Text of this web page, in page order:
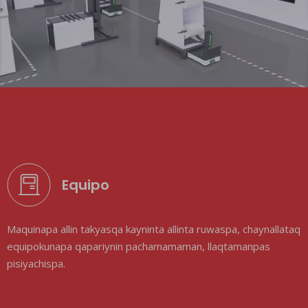
Equipo
Maquinapa allin takyasqa kayninta allinta ruwaspa, chaynallataq
equipokunapa qapariynin pachamamaman, llaqtamanpas
pisiyachispa.